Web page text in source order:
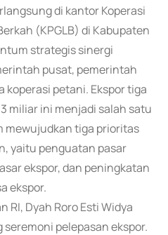
di kantor Koperasi
(KPGLB) di Kabupaten
strategis sinergi
pusat, pemerintah
koperasi petani. Ekspor tiga
miliar ini menjadi salah satu
mewujudkan tiga prioritas
yaitu penguatan pasar
ekspor, dan peningkatan
ekspor.
RI, Dyah Roro Esti Widya
pelepasan ekspor.